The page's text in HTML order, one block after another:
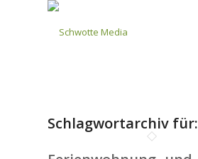
Schlagwortarchiv für: